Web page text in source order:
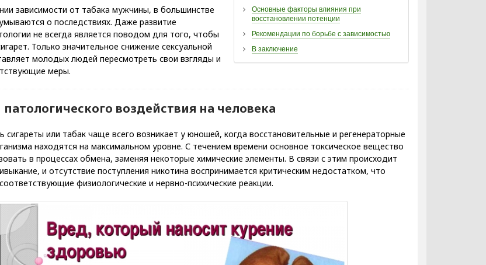
Основные факторы влияния при
восстановлении потенции
Рекомендации по борьбе с зависимостью
В заключение
зависимости от табака мужчины, в большинстве
о последствиях. Даже развитие
не всегда является поводом для того, чтобы
Только значительное снижение сексуальной
молодых людей пересмотреть свои взгляды и
меры.
воздействия на человека
сигареты или табак чаще всего возникает у юношей, когда восстановительные и регенераторные
находятся на максимальном уровне. С течением времени основное токсическое вещество
в процессах обмена, заменяя некоторые химические элементы. В связи с этим происходит
и отсутствие поступления никотина воспринимается критическим недостатком, что
физиологические и нервно-психические реакции.